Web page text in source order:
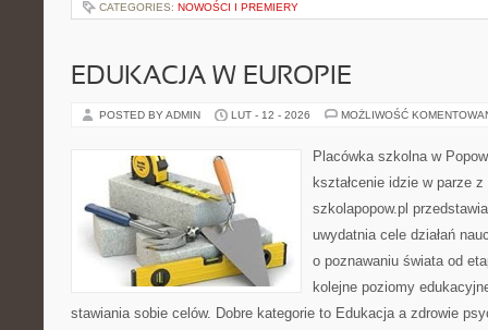
CATEGORIES: NOWOŚCI I PREMIERY
EDUKACJA W EUROPIE
POSTED BY ADMIN LUT - 12 - 2026 MOŻLIWOŚĆ
Placówka szkolna w
kształcenie idzie w parze
szkolapopow.pl
uwydatnia cele działań
o poznawaniu świata od
kolejne poziomy
stawiania sobie celów. Dobre kategorie to Edukacja a zdrowie